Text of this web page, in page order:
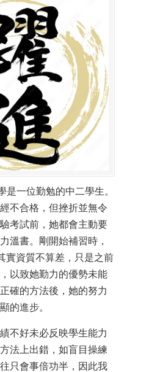
是一位勤勉的中二學生。
不合格，但挫折並無令
考試前，她都會主動要
溫書。剛開始補習時，
實資質不算差，只是之前
以致她勤力的優勢未能
確的方法後，她的努力
的進步。
不好未必反映學生能力
法上出錯，如盲目操練
只會事倍功半，因此我